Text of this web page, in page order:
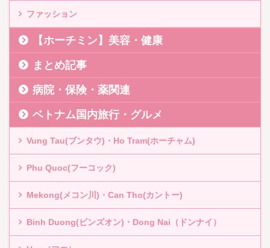
ファッション
【ホーチミン】美容・健康
まとめ記事
病院・保険・薬関連
ベトナム国内旅行・グルメ
Vung Tau(ブンタウ)・Ho Tram(ホーチャム)
Phu Quoc(フーコック)
Mekong(メコン川)・Can Tho(カントー)
Binh Duong(ビンズオン)・Dong Nai（ドンナイ）